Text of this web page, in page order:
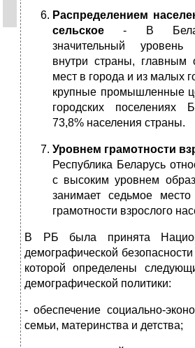
Распределением
сельское - В
значительный
внутри страны, главным
мест в города и из малых
крупные промышленные
городских поселениях
73,8% населения страны.
Уровнем грамотности
Республика Беларусь
с высоким уровнем
занимает седьмое
грамотности взрослого
В РБ была принята
демографической
которой определены
демографической политики:
- обеспечение социально-
семьи, материнства и детства;